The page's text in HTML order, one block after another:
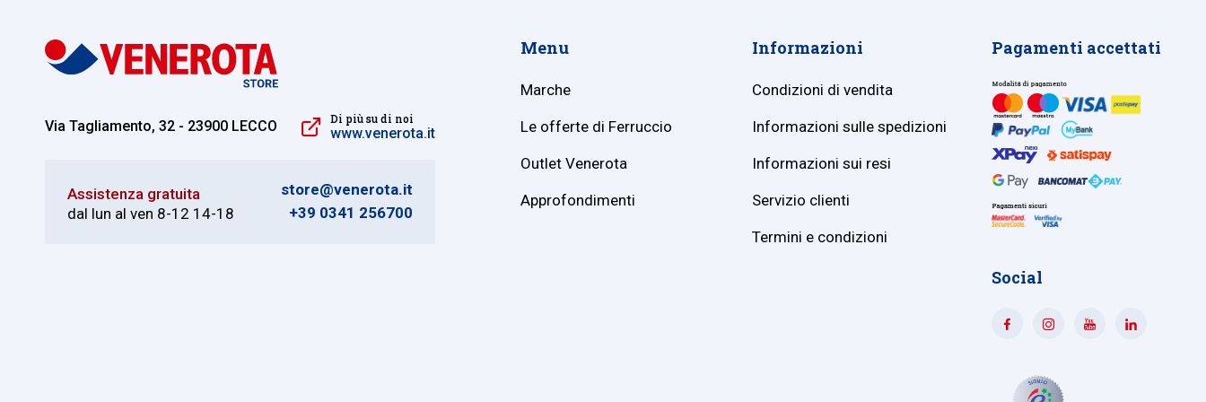
Via Tagliamento, 32 - 23900 LECCO Di più su di noi
www.venerota.it
Assistenza gratuita
dal lun al ven 8-12 14-18
store@venerota.it
+39 0341 256700
Menu
Marche
Le offerte di Ferruccio
Outlet Venerota
Approfondimenti
Informazioni
Condizioni di vendita
Informazioni sulle spedizioni
Informazioni sui resi
Servizio clienti
Termini e condizioni
Pagamenti accettati
Social